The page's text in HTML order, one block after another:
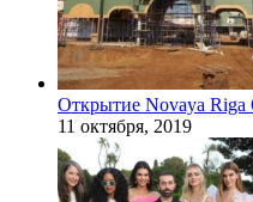
Открытие Novaya Riga
11 октября, 2019